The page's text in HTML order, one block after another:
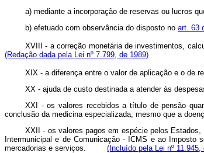
a) mediante a incorporação de reservas ou lucros
b) efetuado com observância do disposto no art. 63
XVIII - a correção monetária de investimentos,
(Redação dada pela Lei nº 7.799, de 1989)
XIX - a diferença entre o valor de aplicação e o de
XX - ajuda de custo destinada a atender às
XXI - os valores recebidos a título de pensão
conclusão da medicina especializada, mesmo que a
XXII - os valores pagos em espécie pelos
Intermunicipal e de Comunicação - ICMS e ao
mercadorias e serviços. (Incluído pela Lei nº 11.945,